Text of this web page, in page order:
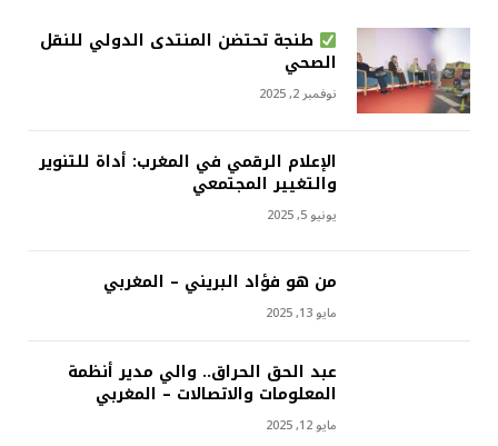
طنجة تحتضن المنتدى الدولي للنقل
الصحي
نوفمبر 2, 2025
الإعلام الرقمي في المغرب: أداة للتنوير
والتغيير المجتمعي
يونيو 5, 2025
من هو فؤاد البريني – المغربي
مايو 13, 2025
عبد الحق الحراق.. والي مدير أنظمة
المعلومات والاتصالات – المغربي
مايو 12, 2025